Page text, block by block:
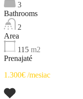
3
Bathrooms
2
Area
115 m2
Prenajaté
1.300€ /mesiac